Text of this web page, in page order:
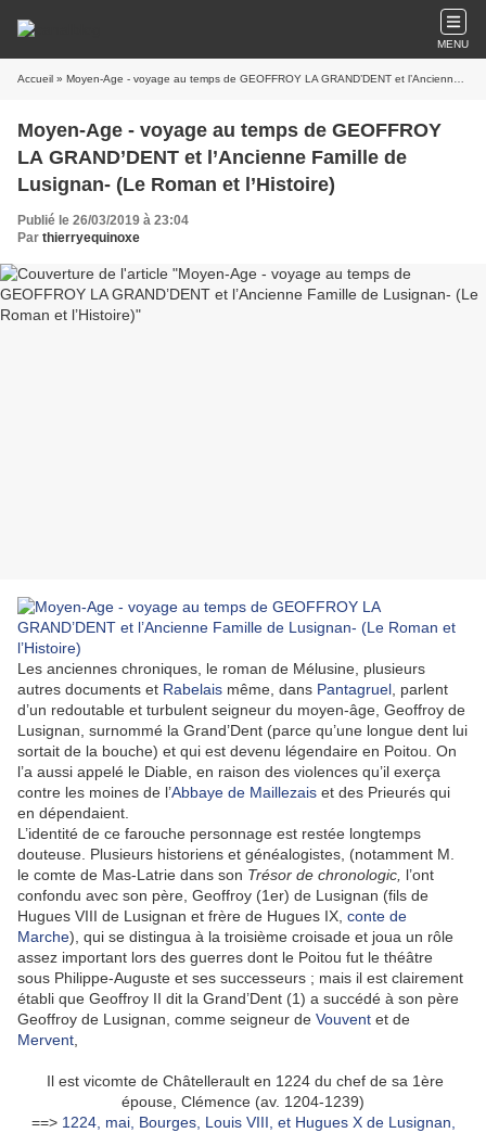
MENU
Accueil » Moyen-Age - voyage au temps de GEOFFROY LA GRAND’DENT et l’Ancienne Famille de Lusignan- (Le Roman et l’Histoire)
Moyen-Age - voyage au temps de GEOFFROY
LA GRAND’DENT et l’Ancienne Famille de
Lusignan- (Le Roman et l’Histoire)
Publié le 26/03/2019 à 23:04
Par thierryequinoxe
Les anciennes chroniques, le roman de Mélusine, plusieurs
autres documents et Rabelais même, dans Pantagruel , parlent
d’un redoutable et turbulent seigneur du moyen-âge, Geoffroy de
Lusignan, surnommé la Grand’Dent (parce qu’une longue dent lui
sortait de la bouche) et qui est devenu légendaire en Poitou. On
l’a aussi appelé le Diable, en raison des violences qu’il exerça
contre les moines de l’Abbaye de Maillezais et des Prieurés qui
en dépendaient.
L’identité de ce farouche personnage est restée longtemps
douteuse. Plusieurs historiens et généalogistes, (notamment M.
le comte de Mas-Latrie dans son Trésor de chronologic, l’ont
confondu avec son père, Geoffroy (1er) de Lusignan (fils de
Hugues VIII de Lusignan et frère de Hugues IX, conte de
Marche), qui se distingua à la troisième croisade et joua un rôle
assez important lors des guerres dont le Poitou fut le théâtre
sous Philippe-Auguste et ses successeurs ; mais il est clairement
établi que Geoffroy II dit la Grand’Dent (1) a succédé à son père
Geoffroy de Lusignan, comme seigneur de Vouvent et de
Mervent
Il est vicomte de Châtellerault en 1224 du chef de sa 1ère
épouse, Clémence (av. 1204-1239)
==> 1224, mai, Bourges, Louis VIII, et Hugues X de Lusignan,